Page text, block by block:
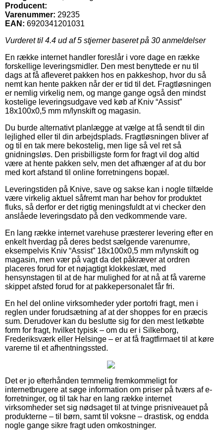
Producent:
Varenummer: 29235
EAN: 6920341201031
Vurderet til 4.4 ud af 5 stjerner baseret på 30 anmeldelser
En række internet handler foreslår i vore dage en række
forskellige leveringsmidler. Den mest benyttede er nu til
dags at få afleveret pakken hos en pakkeshop, hvor du så
nemt kan hente pakken når der er tid til det. Fragtløsningen
er nemlig virkelig nem, og mange gange også den mindst
kostelige leveringsudgave ved køb af Kniv “Assist”
18x100x0,5 mm m/lynskift og magasin.
Du burde alternativt planlægge at vælge at få sendt til din
lejlighed eller til din arbejdsplads. Fragtløsningen bliver af
og til en tak mere bekostelig, men lige så vel ret så
gnidningsløs. Den prisbilligste form for fragt vil dog altid
være at hente pakken selv, men det afhænger af at du bor
med kort afstand til online forretningens bopæl.
Leveringstiden på Knive, save og sakse kan i nogle tilfælde
være virkelig aktuel såfremt man har behov for produktet
fluks, så derfor er det rigtig meningsfuldt at vi checker den
anslåede leveringsdato på den vedkommende vare.
En lang række internet varehuse præsterer levering efter en
enkelt hverdag på deres bedst sælgende varenumre,
eksempelvis Kniv “Assist” 18x100x0,5 mm m/lynskift og
magasin, men vær på vagt da det påkræver at ordren
placeres forud for et nøjagtigt klokkeslæt, med
hensynstagen til at de har mulighed for at nå at få varerne
skippet afsted forud for at pakkepersonalet får fri.
En hel del online virksomheder yder portofri fragt, men i
reglen under forudsætning af at der shoppes for en præcis
sum. Derudover kan du beslutte sig for den mest letkøbte
form for fragt, hvilket typisk – om du er i Silkeborg,
Frederiksværk eller Helsinge – er at få fragtfirmaet til at køre
varerne til et afhentningssted.
Det er jo efterhånden temmelig fremkommeligt for
internetbrugere at søge information om priser på tværs af e-
forretninger, og til tak har en lang række internet
virksomheder set sig nødsaget til at tvinge prisniveauet på
produkterne – til børn, samt til voksne – drastisk, og endda
nogle gange sikre fragt uden omkostninger.